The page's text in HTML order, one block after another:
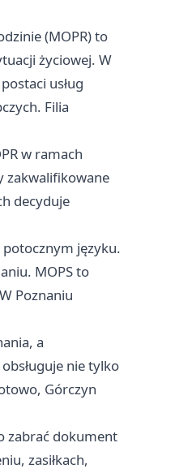
(MOPR) to
życiowej. W
usług
Filia
w ramach
zakwalifikowane
decyduje
języku.
MOPS to
Poznaniu
a
nie tylko
Górczyn
zabrać dokument
zasiłkach,